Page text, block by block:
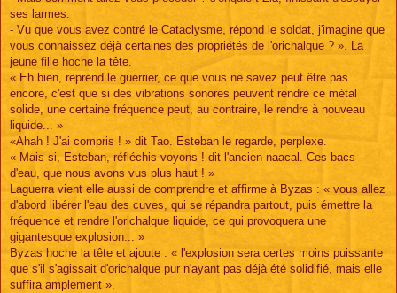
ses larmes.
- Vu que vous avez contré le Cataclysme, répond le soldat, j'imagine que
vous connaissez déjà certaines des propriétés de l'orichalque ? ». La
jeune fille hoche la tête.
« Eh bien, reprend le guerrier, ce que vous ne savez peut être pas
encore, c'est que si des vibrations sonores peuvent rendre ce métal
solide, une certaine fréquence peut, au contraire, le rendre à nouveau
liquide... »
«Ahah ! J'ai compris ! » dit Tao. Esteban le regarde, perplexe.
« Mais si, Esteban, réfléchis voyons ! dit l'ancien naacal. Ces bacs
d'eau, que nous avons vus plus haut ! »
Laguerra vient elle aussi de comprendre et affirme à Byzas : « vous allez
d'abord libérer l'eau des cuves, qui se répandra partout, puis émettre la
fréquence et rendre l'orichalque liquide, ce qui provoquera une
gigantesque explosion... »
Byzas hoche la tête et ajoute : « l'explosion sera certes moins puissante
que s'il s'agissait d'orichalque pur n'ayant pas déjà été solidifié, mais elle
suffira amplement ».